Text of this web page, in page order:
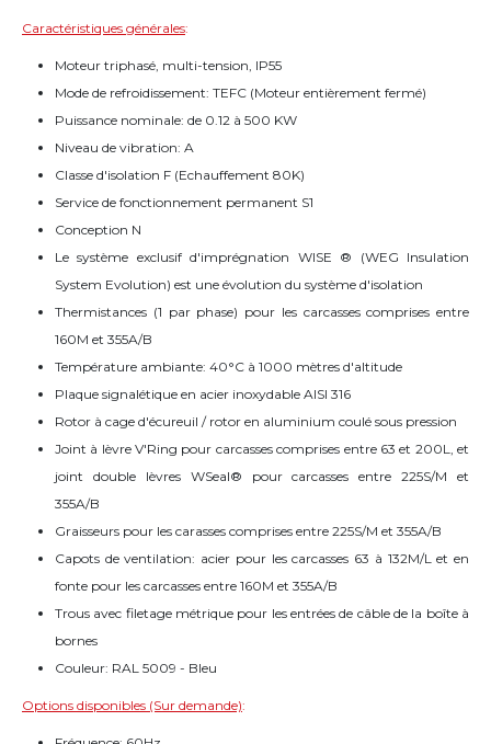
Caractéristiques générales:
Moteur triphasé, multi-tension, IP55
Mode de refroidissement: TEFC (Moteur entièrement fermé)
Puissance nominale: de 0.12 à 500 KW
Niveau de vibration: A
Classe d'isolation F (Echauffement 80K)
Service de fonctionnement permanent S1
Conception N
Le système exclusif d'imprégnation WISE ® (WEG Insulation
System Evolution) est une évolution du système d'isolation
Thermistances (1 par phase) pour les carcasses comprises entre
160M et 355A/B
Température ambiante: 40°C à 1000 mètres d'altitude
Plaque signalétique en acier inoxydable AISI 316
Rotor à cage d'écureuil / rotor en aluminium coulé sous pression
Joint à lèvre V'Ring pour carcasses comprises entre 63 et 200L, et
joint double lèvres WSeal® pour carcasses entre 225S/M et
355A/B
Graisseurs pour les carasses comprises entre 225S/M et 355A/B
Capots de ventilation: acier pour les carcasses 63 à 132M/L et en
fonte pour les carcasses entre 160M et 355A/B
Trous avec filetage métrique pour les entrées de câble de la boîte à
bornes
Couleur: RAL 5009 - Bleu
Options disponibles (Sur demande):